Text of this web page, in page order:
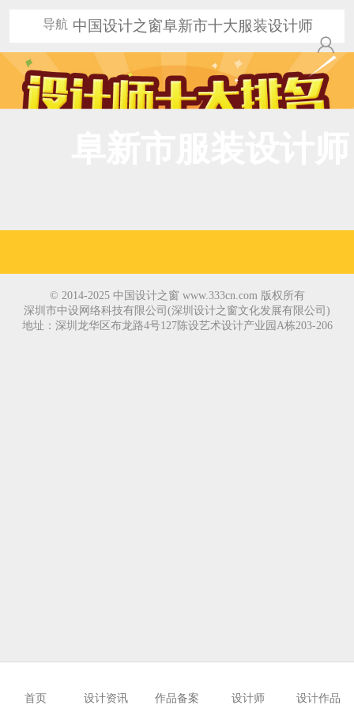
导航 中国设计之窗阜新市十大服装设计师
© 2014-2025 中国设计之窗 www.333cn.com 版权所有
深圳市中设网络科技有限公司(深圳设计之窗文化发展有限公司)
地址：深圳龙华区布龙路4号127陈设艺术设计产业园A栋203-206
首页 设计资讯 作品备案 设计师 设计作品